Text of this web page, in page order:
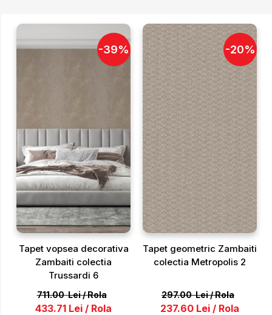
-39%
Tapet vopsea decorativa
Zambaiti colectia
Trussardi 6
711.00 Lei/Rola
433.71 Lei / Rola
-20%
Tapet geometric Zambaiti
colectia Metropolis 2
297.00 Lei/Rola
237.60 Lei / Rola